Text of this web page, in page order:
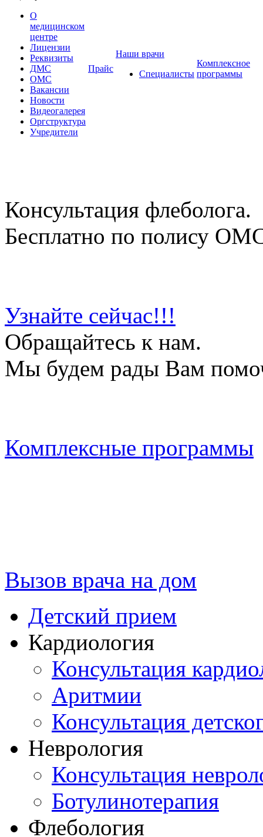
О
медицинском
центре
Лицензии
Реквизиты
ДМС
ОМС
Вакансии
Новости
Видеогалерея
Оргструктура
Учредители
Прайс
Наши врачи
Специалисты
Комплексное
программы
Консультация флеболога.
Бесплатно по полису
Узнайте сейчас!!!
Обращайтесь к нам.
Мы будем рады Вам
Комплексные программы
Вызов врача на дом
Детский прием
Кардиология
Консультация
Аритмии
Консультация
Неврология
Консультация
Ботулинотерапия
Флебология